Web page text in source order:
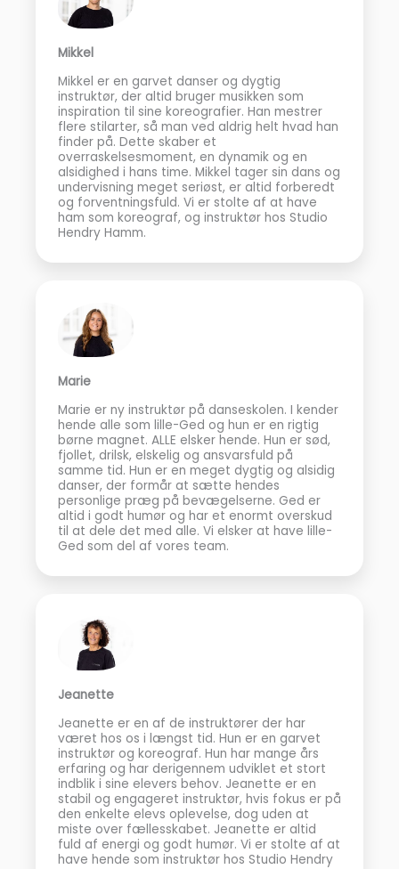
Mikkel
Mikkel er en garvet danser og dygtig
instruktør, der altid bruger musikken som
inspiration til sine koreografier. Han mestrer
flere stilarter, så man ved aldrig helt hvad han
finder på. Dette skaber et
overraskelsesmoment, en dynamik og en
alsidighed i hans time. Mikkel tager sin dans og
undervisning meget seriøst, er altid forberedt
og forventningsfuld. Vi er stolte af at have
ham som koreograf, og instruktør hos Studio
Hendry Hamm.
Marie
Marie er ny instruktør på danseskolen. I kender
hende alle som lille-Ged og hun er en rigtig
børne magnet. ALLE elsker hende. Hun er sød,
fjollet, drilsk, elskelig og ansvarsfuld på
samme tid. Hun er en meget dygtig og alsidig
danser, der formår at sætte hendes
personlige præg på bevægelserne. Ged er
altid i godt humør og har et enormt overskud
til at dele det med alle. Vi elsker at have lille-
Ged som del af vores team.
Jeanette
Jeanette er en af de instruktører der har
været hos os i længst tid. Hun er en garvet
instruktør og koreograf. Hun har mange års
erfaring og har derigennem udviklet et stort
indblik i sine elevers behov. Jeanette er en
stabil og engageret instruktør, hvis fokus er på
den enkelte elevs oplevelse, dog uden at
miste over fællesskabet. Jeanette er altid
fuld af energi og godt humør. Vi er stolte af at
have hende som instruktør hos Studio Hendry